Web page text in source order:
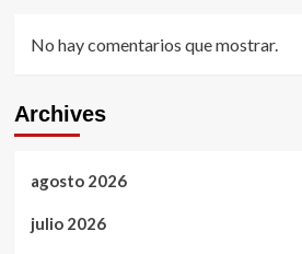
No hay comentarios que mostrar.
Archives
agosto 2026
julio 2026